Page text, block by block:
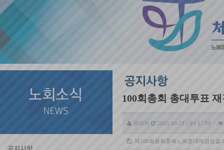
100회총회 총대투표
관리자 2015-10-21 (수) 17:00
제100회총회충북노회총대재검표결